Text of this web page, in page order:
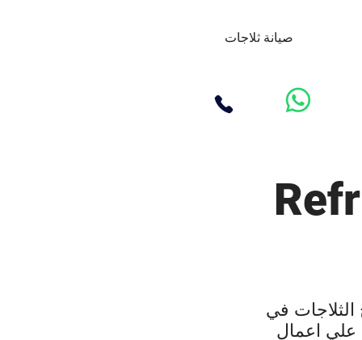
صيانة ثلاجات
في
علي اعمال